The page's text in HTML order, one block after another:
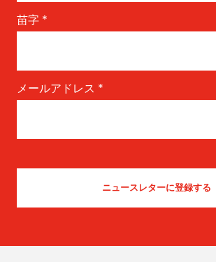
苗字 *
メールアドレス *